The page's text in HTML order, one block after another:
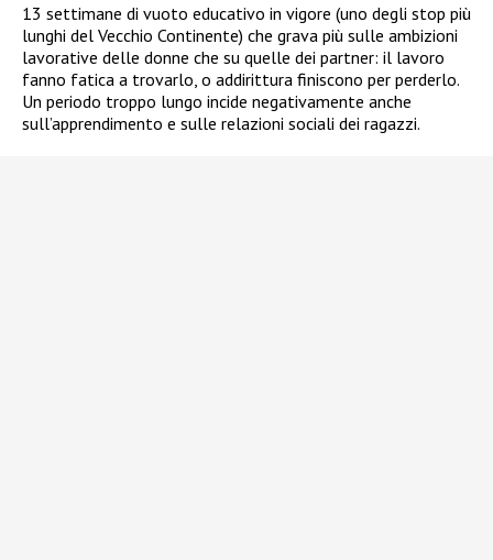
13 settimane di vuoto educativo in vigore (uno degli stop più
lunghi del Vecchio Continente) che grava più sulle ambizioni
lavorative delle donne che su quelle dei partner: il lavoro
fanno fatica a trovarlo, o addirittura finiscono per perderlo.
Un periodo troppo lungo incide negativamente anche
sull’apprendimento e sulle relazioni sociali dei ragazzi.